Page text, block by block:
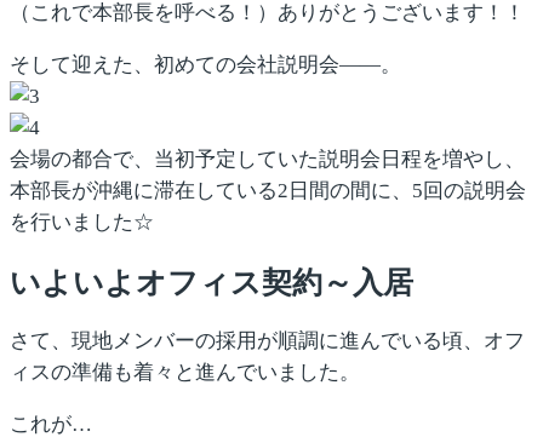
（これで本部長を呼べる！）ありがとうございます！！
そして迎えた、初めての会社説明会――。
会場の都合で、当初予定していた説明会日程を増やし、
本部長が沖縄に滞在している2日間の間に、5回の説明会
を行いました☆
いよいよオフィス契約～入居
さて、現地メンバーの採用が順調に進んでいる頃、オフ
ィスの準備も着々と進んでいました。
これが…